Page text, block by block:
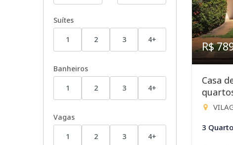
Suítes
1 2 3 4+
Banheiros
1 2 3 4+
Vagas
1 2 3 4+
R$
Casa
3